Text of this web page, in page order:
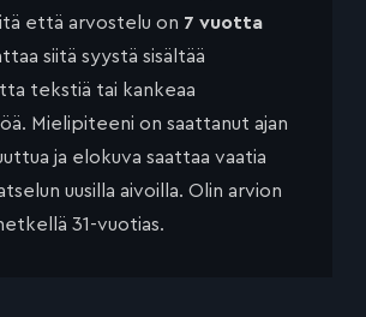
että arvostelu on 7 vuotta
siitä syystä sisältää
tekstiä tai kankeaa
Mielipiteeni on saattanut ajan
ja elokuva saattaa vaatia
uusilla aivoilla. Olin arvion
31-vuotias.